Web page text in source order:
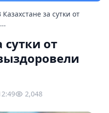
Казахстане за сутки от
сутки от
2,048